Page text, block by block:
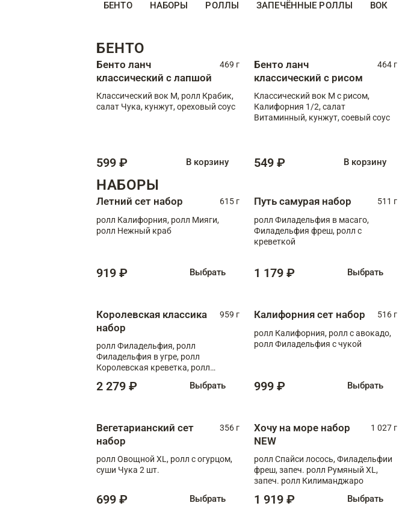
БЕНТО НАБОРЫ РОЛЛЫ ЗАПЕЧЁННЫЕ РОЛЛЫ ВОК
БЕНТО
Бенто ланч
классический с лапшой
469 г
Классический вок М, ролл Крабик,
салат Чука, кунжут, ореховый соус
599 ₽ В корзину
Бенто ланч
классический с рисом
464 г
Классический вок М с рисом,
Калифорния 1/2, салат
Витаминный, кунжут, соевый соус
549 ₽ В корзину
НАБОРЫ
Летний сет набор
615 г
ролл Калифорния, ролл Мияги,
ролл Нежный краб
919 ₽ Выбрать
Путь самурая набор
511 г
ролл Филадельфия в масаго,
Филадельфия фреш, ролл с
креветкой
1 179 ₽ Выбрать
Королевская классика
набор
959 г
ролл Филадельфия, ролл
Филадельфия в угре, ролл
Королевская креветка, ролл
2 279 ₽ Выбрать
Калифорния сет набор
516 г
ролл Калифорния, ролл с авокадо,
ролл Филадельфия с чукой
999 ₽ Выбрать
Вегетарианский сет
набор
356 г
ролл Овощной XL, ролл с огурцом,
суши Чука 2 шт.
699 ₽ Выбрать
Хочу на море набор
NEW
1 027 г
ролл Спайси лосось, Филадельфии
фреш, запеч. ролл Румяный XL,
запеч. ролл Килиманджаро
1 919 ₽ Выбрать